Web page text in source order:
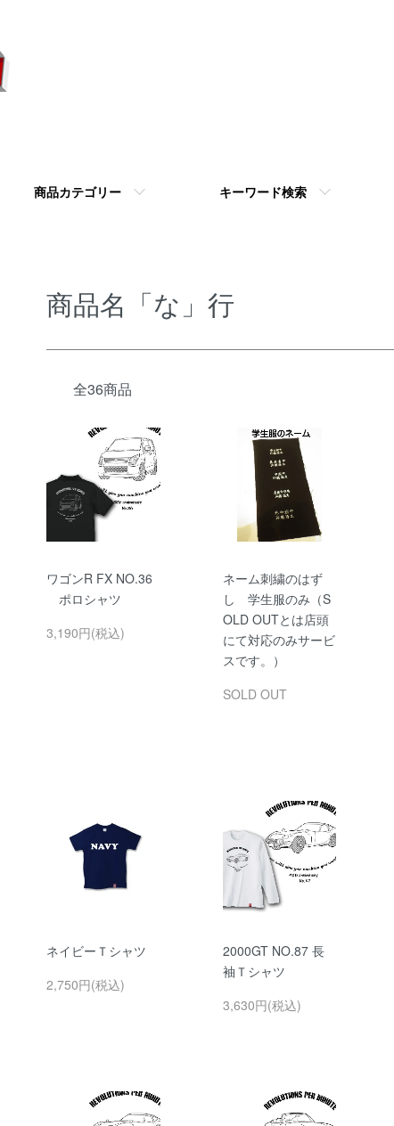
商品カテゴリー キーワード検索
商品名「な」行
全36商品
ワゴンR FX NO.36
ポロシャツ
3,190円(税込)
ネーム刺繍のはず
し 学生服のみ（S
OLD OUTとは店頭
にて対応のみサービ
スです。）
SOLD OUT
ネイビーＴシャツ
2,750円(税込)
2000GT NO.87 長
袖Ｔシャツ
3,630円(税込)